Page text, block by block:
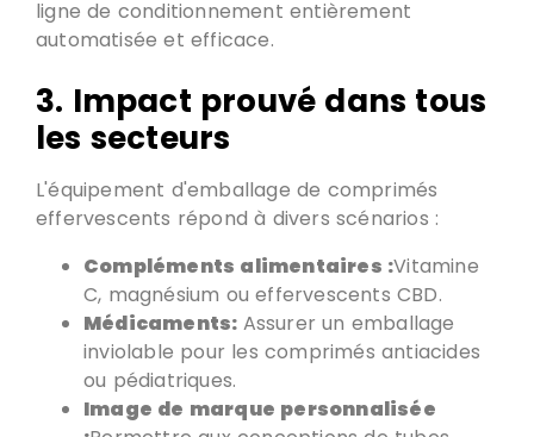
ligne de conditionnement entièrement
automatisée et efficace.
3. Impact prouvé dans tous
les secteurs
L'équipement d'emballage de comprimés
effervescents répond à divers scénarios :
Compléments alimentaires :Vitamine
C, magnésium ou effervescents CBD.
Médicaments: Assurer un emballage
inviolable pour les comprimés antiacides
ou pédiatriques.
Image de marque personnalisée